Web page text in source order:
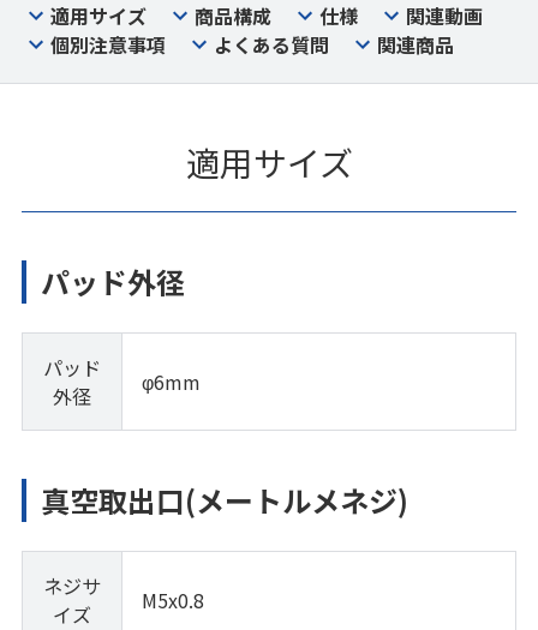
適用サイズ 商品構成 仕様
関連動画
個別注意事項
よくある質問 関連商品
適用サイズ
パッド外径
パッド
外径
φ6mm
真空取出口(メートルメネジ)
ネジサ
イズ
M5x0.8